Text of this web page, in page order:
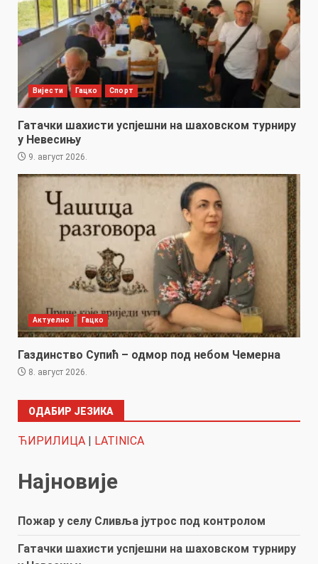
Вијести Гацко Спорт
Гатачки шахисти успјешни на шаховском турниру
у Невесињу
9. август 2026.
Актуелно Гацко
Газдинство Супић – одмор под небом Чемерна
8. август 2026.
ОДАБИР ЈЕЗИКА
ЋИРИЛИЦА | LATINICA
Најновије
Пожар у селу Сливља јутрос под контролом
Гатачки шахисти успјешни на шаховском турниру